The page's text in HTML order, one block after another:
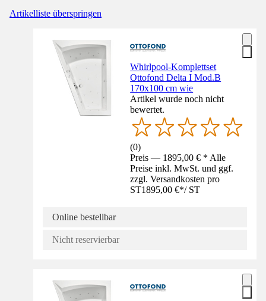
Artikelliste überspringen
Whirlpool-Komplettset
Ottofond Delta I Mod.B
170x100 cm wie
Artikel wurde noch nicht
bewertet.
(0)
Preis — 1895,00 € * Alle
Preise inkl. MwSt. und ggf.
zzgl. Versandkosten pro
ST1895,00 €*/ ST
Online bestellbar
Nicht reservierbar